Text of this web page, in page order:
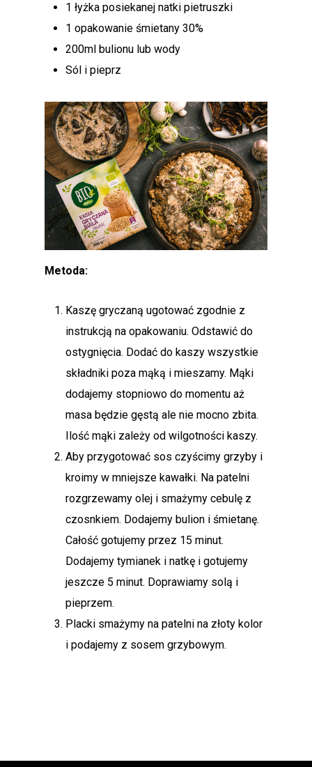
1 łyżka posiekanej natki pietruszki
1 opakowanie śmietany 30%
200ml bulionu lub wody
Sól i pieprz
Metoda:
Kaszę gryczaną ugotować zgodnie z
instrukcją na opakowaniu. Odstawić do
ostygnięcia. Dodać do kaszy wszystkie
składniki poza mąką i mieszamy. Mąki
dodajemy stopniowo do momentu aż
masa będzie gęstą ale nie mocno zbita.
Ilość mąki zależy od wilgotności kaszy.
Aby przygotować sos czyścimy grzyby i
kroimy w mniejsze kawałki. Na patelni
rozgrzewamy olej i smażymy cebulę z
czosnkiem. Dodajemy bulion i śmietanę.
Całość gotujemy przez 15 minut.
Dodajemy tymianek i natkę i gotujemy
jeszcze 5 minut. Doprawiamy solą i
pieprzem.
Placki smażymy na patelni na złoty kolor
i podajemy z sosem grzybowym.